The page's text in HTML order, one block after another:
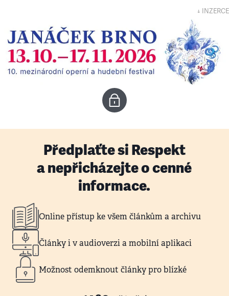
↓ INZERCE
Předplaťte si Respekt
a nepřicházejte o cenné
informace.
Online přístup ke všem článkům a archivu
Články i v audioverzi a mobilní aplikaci
Možnost odemknout články pro blízké